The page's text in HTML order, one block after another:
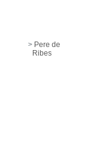
Pere de
Ribes